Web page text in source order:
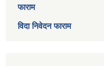
फाराम
विदा निवेदन फाराम